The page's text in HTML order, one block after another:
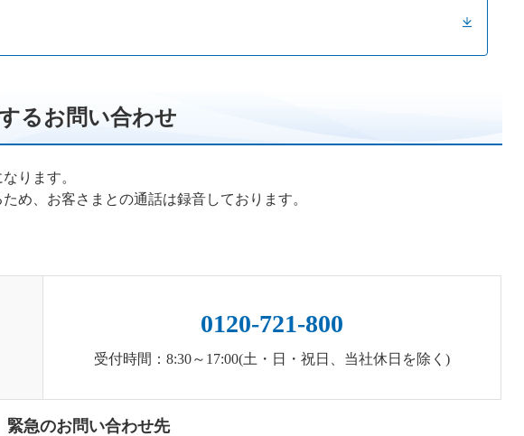
るお問い合わせ
ります。
め、お客さまとの通話は録音しております。
0120-721-800
受付時間：8:30～17:00(土・日・祝日、当社休日を除く)
緊急のお問い合わせ先